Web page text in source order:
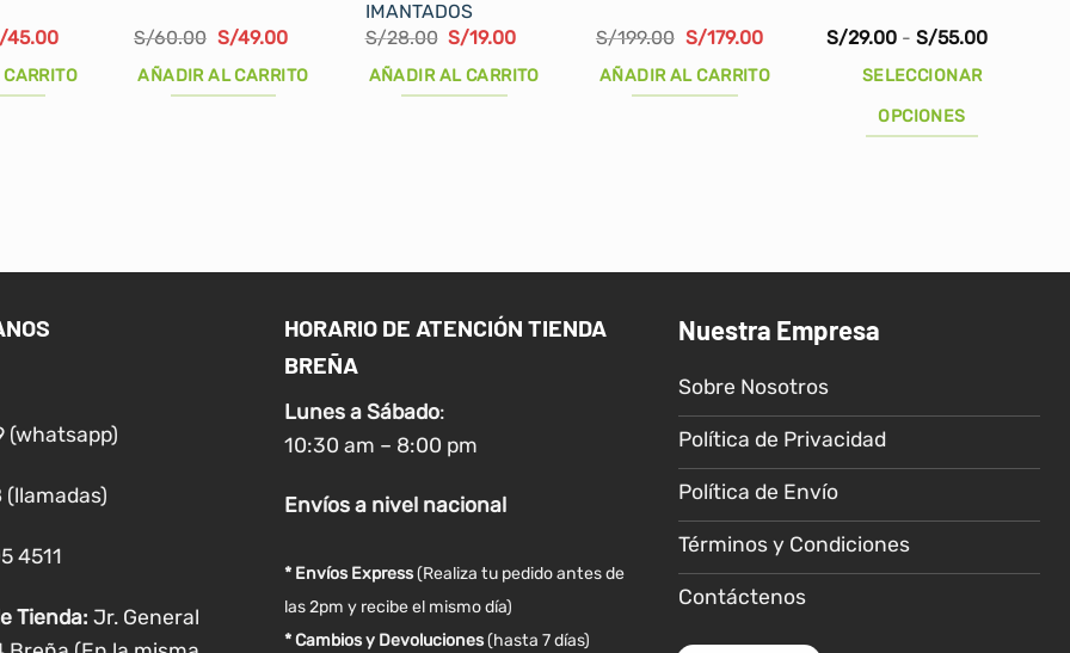
45.00El
actual
S/60.00 El
precio
original
era:
S/49.00El
actual
AÑADIR AL CARRITO
IMANTADOS
S/28.00 El
precio
original
era:
S/19.00El
actual
AÑADIR AL CARRITO
S/199.00 El
precio
original
era:
S/179.00El
actual
AÑADIR AL CARRITO
S/29.00 - S/55.00Rango
SELECCIONAR
OPCIONES
variantes.
opciones
pueden
elegir
en
la
de
producto
(whatsapp)
(llamadas)
4511
Tienda: Jr. General
HORARIO DE ATENCIÓN TIENDA
BREÑA
Lunes a Sábado:
10:30 am – 8:00 pm
Envíosa nivel nacional
* Envíos Express(Realiza tu pedido antes de
las 2pm y recibe el mismo día)
* Cambios y Devoluciones (hasta 7 días)
Nuestra Empresa
Sobre Nosotros
Política de Privacidad
Política de Envío
Términos y Condiciones
Contáctenos